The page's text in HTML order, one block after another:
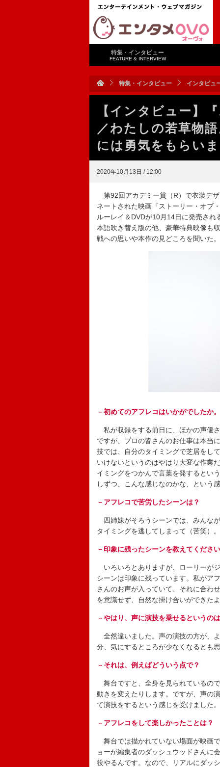
特集・インタビュー
FEATURE & INTERVIEW
特集・インタビュー インタビュ
【インタビュー】
／わたしの若草物
には勇気をもらい
2020年10月13日 / 12:00
第92回アカデミー賞（R）で衣装デ
ネートされた映画『ストーリー・オブ
ルーレイ＆DVDが10月14日に発売さ
本語吹き替え版の他、豪華特典映像も
戦への思いや本作の見どころを聞いた。
－初めてのアフレコはいかがでしたか。
私が収録をする前日に、ほかの声優
ですが、プロの皆さんのお仕事は本当
技では、自分のタイミングで芝居をし
いけないというのはやはり大変な作業
イミングをつかんで言葉を発するとい
しずつ、こんな感じなのかな、という
－アフレコで苦労したシーンは？
四姉妹がそろうシーンでは、みんな
タイミングを逃してしまって（苦笑）
－印象に残ったシーンを教えてくださ
いろいろとありますが、ローリーが
シーンは印象に残っています。私がア
さんのお声が入っていて、それに合わ
を意識せず、自然な掛け合いができた
－やはり、声に演技を乗せるというの
全然違いました。声の演技の方が、
分、気にするところが少なくなるとも
－それは、例えばどういう点で？
舞台ですと、全身を見られているの
動きを変えたりします。ですが、声の
て演技をするという感じを受けました。
－アフレコをして楽しかったことは？
舞台では描かれていない場面が映画
ョーが編集者のダッシュウッドさんに
役やるんです。なので、リアルにダッ